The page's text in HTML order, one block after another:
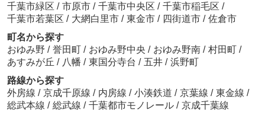
千葉市緑区 / 市原市 / 千葉市中央区 / 千葉市稲毛区 /
千葉市若葉区 / 大網白里市 / 東金市 / 四街道市 / 佐倉市
町名から探す
おゆみ野 / 誉田町 / おゆみ野中央 / おゆみ野南 / 村田町 /
あすみが丘 / 八幡 / 東国分寺台 / 五井 / 浜野町
路線から探す
外房線 / 京成千原線 / 内房線 / 小湊鉄道 / 京葉線 / 東金線 /
総武本線 / 総武線 / 千葉都市モノレール / 京成千葉線